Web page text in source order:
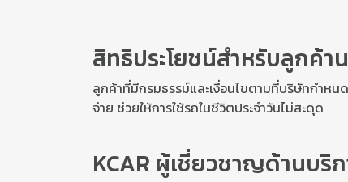
สิทธิประโยชน์สำหรับลูกค้า
ลูกค้าที่มีกรมธรรม์และเงื่อนไขตามที่บริษัทกำหน
จ่าย ช่วยให้การใช้รถในชีวิตประจำวันไม่สะดุด
KCAR ผู้เชี่ยวชาญด้านบริก